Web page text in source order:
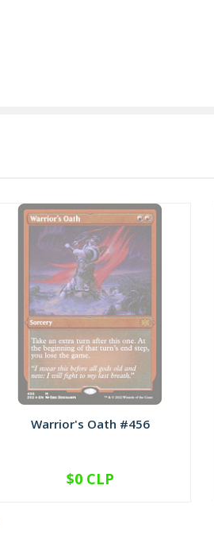
Warrior's Oath #456
NO DISPONIBLE
$0 CLP